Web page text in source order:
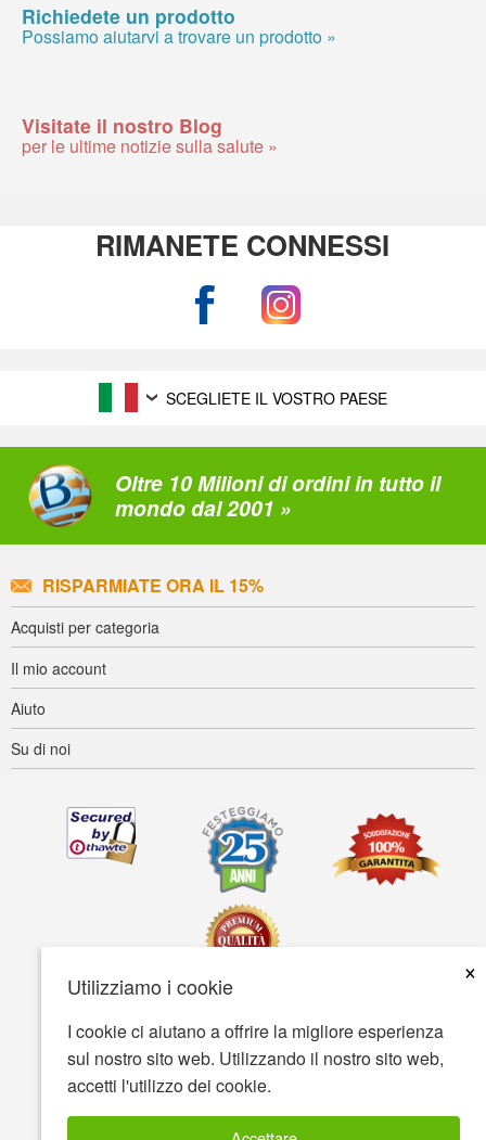
Utilizziamo i cookie
×
I cookie ci aiutano a offrire la migliore esperienza
sul nostro sito web. Utilizzando il nostro sito web,
accetti l'utilizzo dei cookie.
Richiedete un prodotto
Possiamo aiutarvi a trovare un prodotto »
Visitate il nostro Blog
per le ultime notizie sulla salute »
RIMANETE CONNESSI
SCEGLIETE IL VOSTRO PAESE
Oltre 10 Milioni di ordini in tutto il
mondo dal 2001 »
RISPARMIATE ORA IL 15%
Acquisti per categoria
Il mio account
Aiuto
Su di noi
Accessibilità Termini d'uso Tutela della privacy
© Copyright 2001-2026 BIOVEA. Tutti i diritti riservati